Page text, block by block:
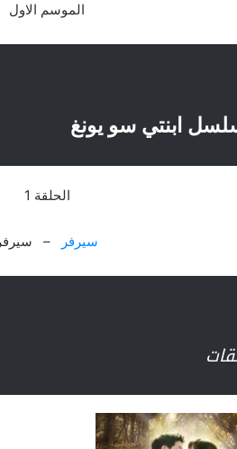
الموسم الاول
ابنتي سو يونغ
الحلقة 1
سيرفر – سيرفر